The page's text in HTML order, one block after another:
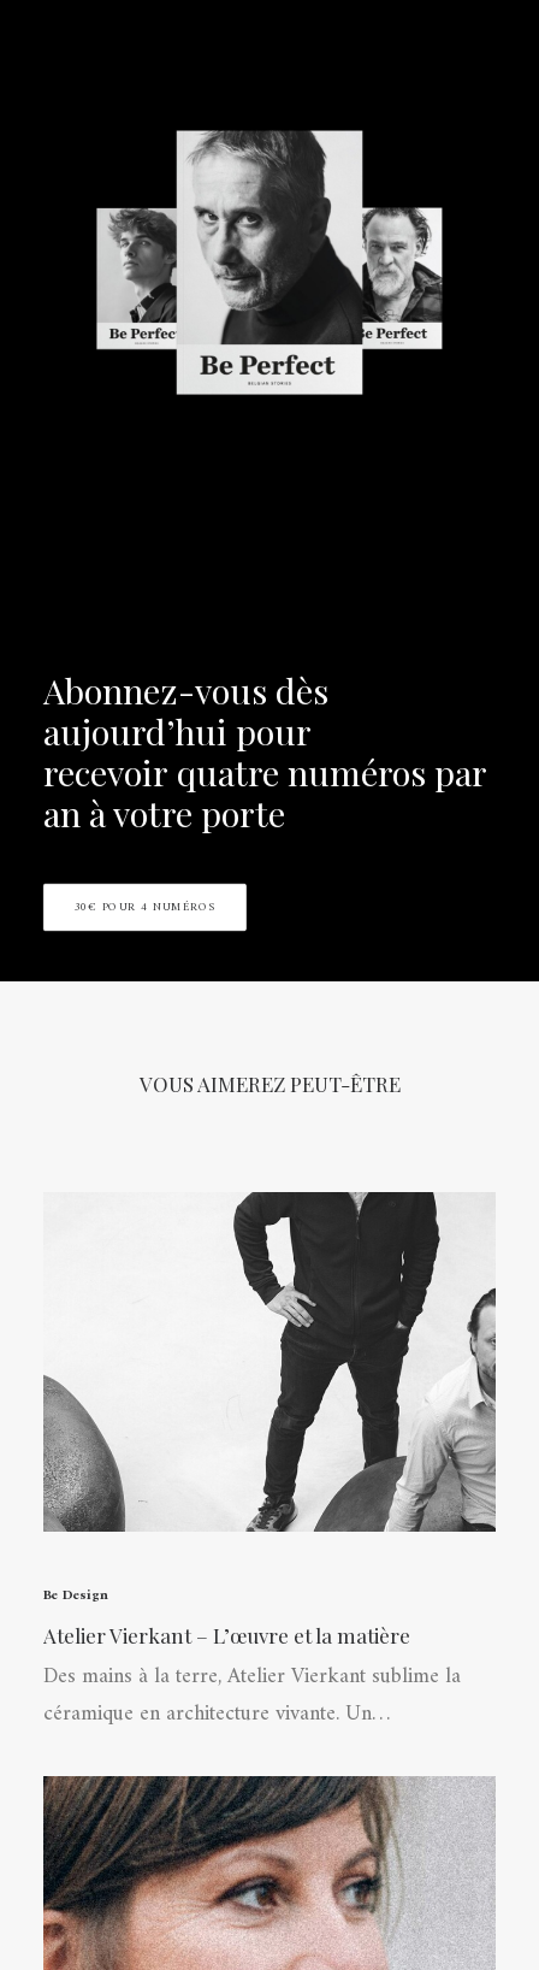
Abonnez-vous dès
aujourd’hui pour
recevoir quatre numéros par
an à votre porte
30€ POUR 4 NUMÉROS
VOUS AIMEREZ PEUT-ÊTRE
Be Design
Atelier Vierkant – L’œuvre et la matière
Des mains à la terre, Atelier Vierkant sublime la
céramique en architecture vivante. Un…